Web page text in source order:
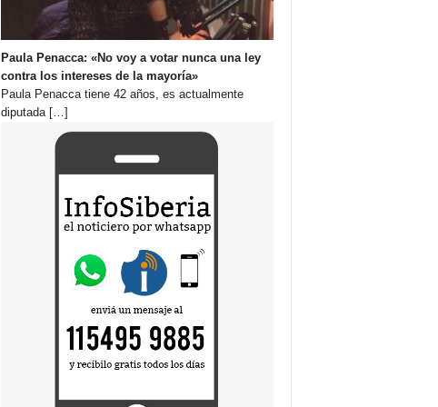
Paula Penacca: «No voy a votar nunca una ley
contra los intereses de la mayoría»
Paula Penacca tiene 42 años, es actualmente
diputada […]